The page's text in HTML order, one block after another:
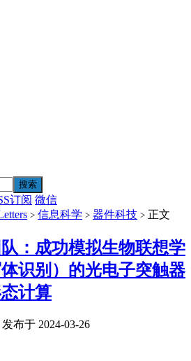
订阅 微信
> 信息科学 > 器件科技 > 正文
：成功模拟生物联想学
识别）的光电子突触器
计算
布于 2024-03-26